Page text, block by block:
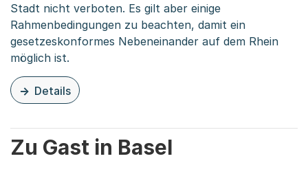
Stadt nicht verboten. Es gilt aber einige
Rahmenbedingungen zu beachten, damit ein
gesetzeskonformes Nebeneinander auf dem Rhein
möglich ist.
Details
zu dieser Organisationsseite: Magnetfischen
Zu Gast in Basel